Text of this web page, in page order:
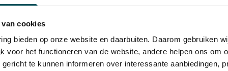
cookies
bieden op onze website en daarbuiten. Daarom gebruiken
voor het functioneren van de website, andere helpen ons om
te kunnen informeren over interessante aanbiedingen,
als Paganini: hij was niet alleen
maar ook een uitstekend gitarist.